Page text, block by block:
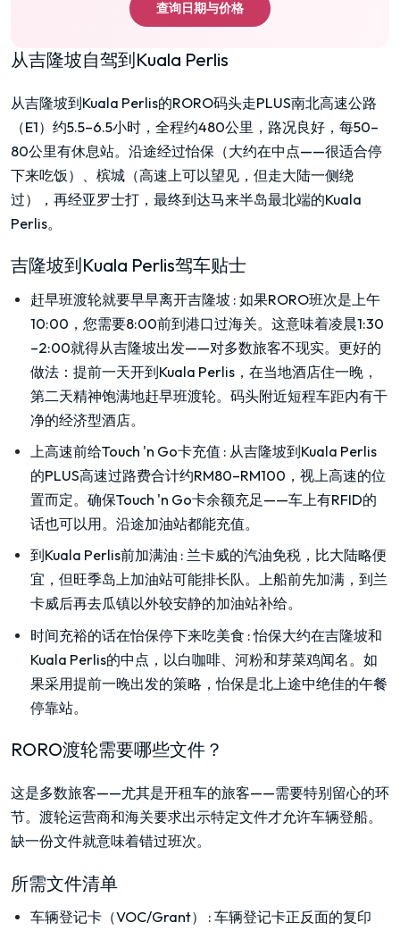
查询日期与价格
从吉隆坡自驾到Kuala Perlis
从吉隆坡到Kuala Perlis的RORO码头走PLUS南北高速公路
（E1）约5.5–6.5小时，全程约480公里，路况良好，每50–
80公里有休息站。沿途经过怡保（大约在中点——很适合停
下来吃饭）、槟城（高速上可以望见，但走大陆一侧绕
过），再经亚罗士打，最终到达马来半岛最北端的Kuala
Perlis。
吉隆坡到Kuala Perlis驾车贴士
赶早班渡轮就要早早离开吉隆坡 : 如果RORO班次是上午
10:00，您需要8:00前到港口过海关。这意味着凌晨1:30
–2:00就得从吉隆坡出发——对多数旅客不现实。更好的
做法：提前一天开到Kuala Perlis，在当地酒店住一晚，
第二天精神饱满地赶早班渡轮。码头附近短程车距内有干
净的经济型酒店。
上高速前给Touch 'n Go卡充值 : 从吉隆坡到Kuala Perlis
的PLUS高速过路费合计约RM80–RM100，视上高速的位
置而定。确保Touch 'n Go卡余额充足——车上有RFID的
话也可以用。沿途加油站都能充值。
到Kuala Perlis前加满油 : 兰卡威的汽油免税，比大陆略便
宜，但旺季岛上加油站可能排长队。上船前先加满，到兰
卡威后再去瓜镇以外较安静的加油站补给。
时间充裕的话在怡保停下来吃美食 :怡保大约在吉隆坡和
Kuala Perlis的中点，以白咖啡、河粉和芽菜鸡闻名。如
果采用提前一晚出发的策略，怡保是北上途中绝佳的午餐
停靠站。
RORO渡轮需要哪些文件？
这是多数旅客——尤其是开租车的旅客——需要特别留心的环
节。渡轮运营商和海关要求出示特定文件才允许车辆登船。
缺一份文件就意味着错过班次。
所需文件清单
车辆登记卡（VOC/Grant） : 车辆登记卡正反面的复印